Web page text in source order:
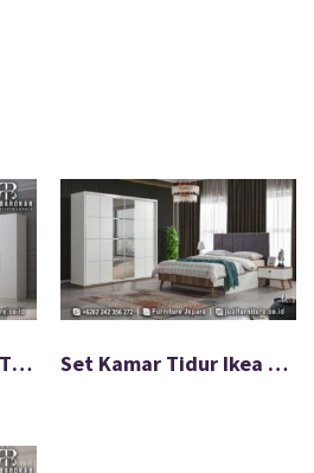
Best Selling Tempat Tidur Minimalis Modern FS-045 Set Kamar Tidur Ikea Minimalis Modern Terbaru FS-010